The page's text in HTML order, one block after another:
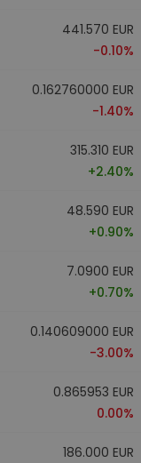
441.570 EUR
-0.10%
0.162760000 EUR
-1.40%
315.310 EUR
+2.40%
48.590 EUR
+0.90%
7.0900 EUR
+0.70%
0.140609000 EUR
-3.00%
0.865953 EUR
0.00%
186.000 EUR